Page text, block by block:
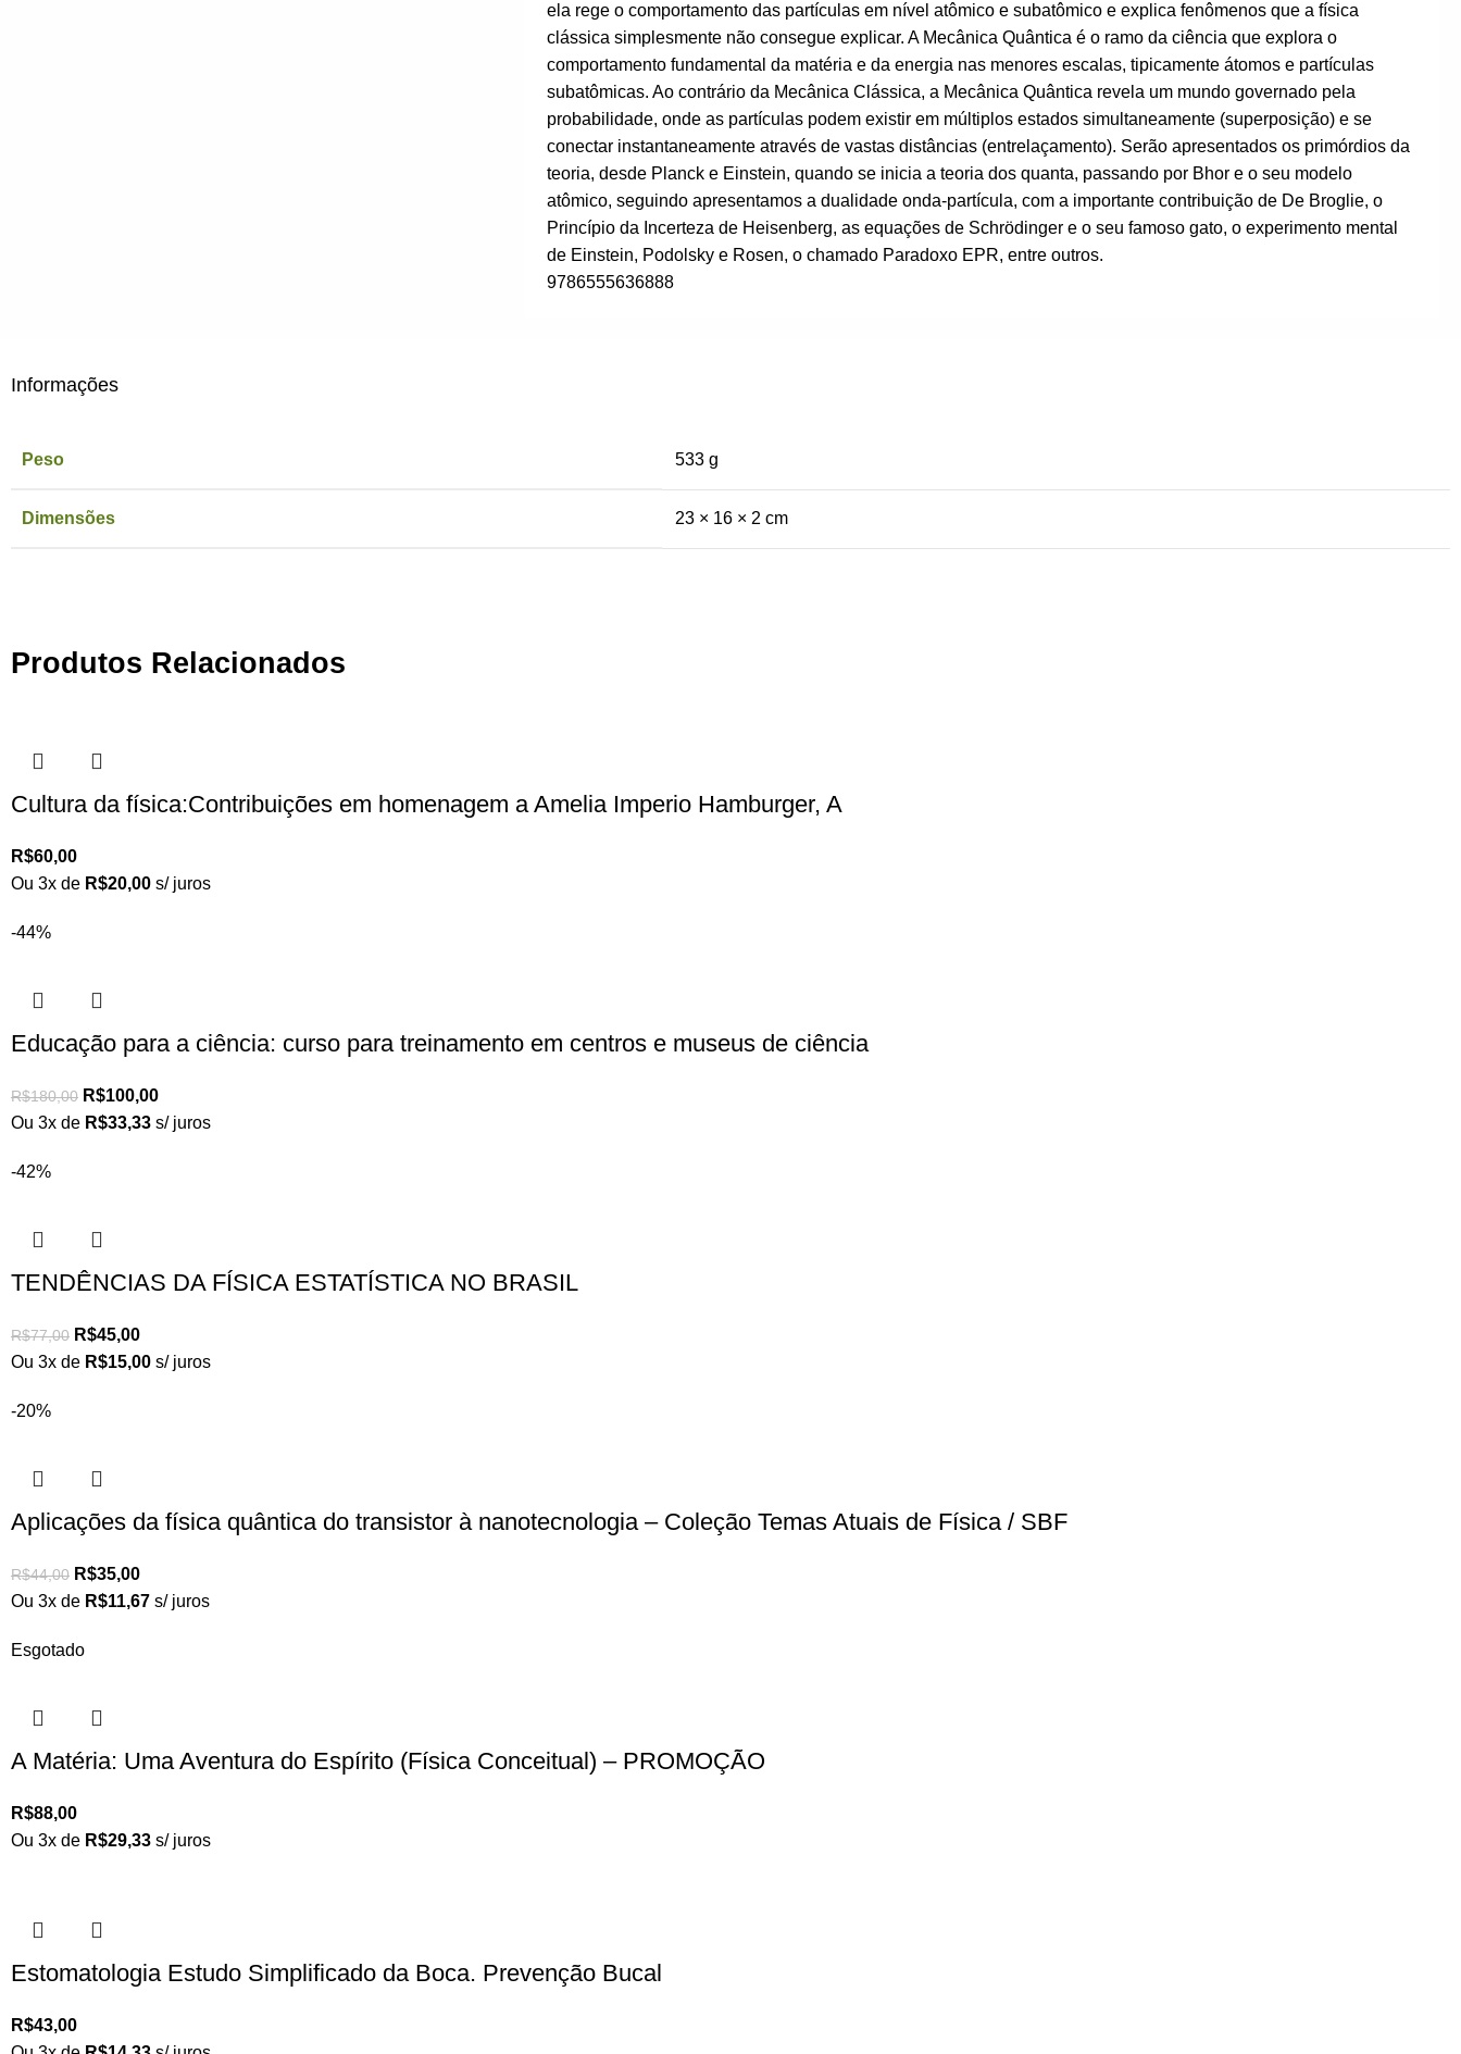
ela rege o comportamento das partículas em nível atômico e subatômico e explica fenômenos que a física
clássica simplesmente não consegue explicar. A Mecânica Quântica é o ramo da ciência que explora o
comportamento fundamental da matéria e da energia nas menores escalas, tipicamente átomos e partículas
subatômicas. Ao contrário da Mecânica Clássica, a Mecânica Quântica revela um mundo governado pela
probabilidade, onde as partículas podem existir em múltiplos estados simultaneamente (superposição) e se
conectar instantaneamente através de vastas distâncias (entrelaçamento). Serão apresentados os primórdios da
teoria, desde Planck e Einstein, quando se inicia a teoria dos quanta, passando por Bhor e o seu modelo
atômico, seguindo apresentamos a dualidade onda-partícula, com a importante contribuição de De Broglie, o
Princípio da Incerteza de Heisenberg, as equações de Schrödinger e o seu famoso gato, o experimento mental
de Einstein, Podolsky e Rosen, o chamado Paradoxo EPR, entre outros.
9786555636888
Informações
Peso 533 g
Dimensões 23 × 16 × 2 cm
Produtos Relacionados
Cultura da física:Contribuições em homenagem a Amelia Imperio Hamburger, A
R$60,00
Ou 3x de R$20,00 s/ juros
-44%
Educação para a ciência: curso para treinamento em centros e museus de ciência
R$180,00 R$100,00
Ou 3x de R$33,33 s/ juros
-42%
TENDÊNCIAS DA FÍSICA ESTATÍSTICA NO BRASIL
R$77,00 R$45,00
Ou 3x de R$15,00 s/ juros
-20%
Aplicações da física quântica do transistor à nanotecnologia – Coleção Temas Atuais de Física / SBF
R$44,00 R$35,00
Ou 3x de R$11,67 s/ juros
Esgotado
A Matéria: Uma Aventura do Espírito (Física Conceitual) – PROMOÇÃO
R$88,00
Ou 3x de R$29,33 s/ juros
Estomatologia Estudo Simplificado da Boca. Prevenção Bucal
R$43,00